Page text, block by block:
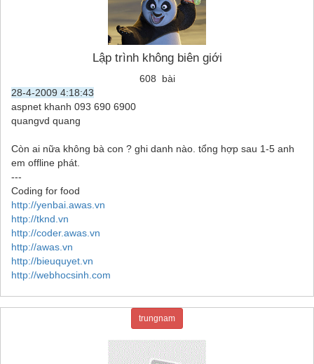
Lập trình không biên giới
608 bài
28-4-2009 4:18:43
aspnet khanh 093 690 6900
quangvd quang
Còn ai nữa không bà con ? ghi danh nào. tổng hợp sau 1-5 anh
em offline phát.
---
Coding for food
http://yenbai.awas.vn
http://tknd.vn
http://coder.awas.vn
http://awas.vn
http://bieuquyet.vn
http://webhocsinh.com
trungnam